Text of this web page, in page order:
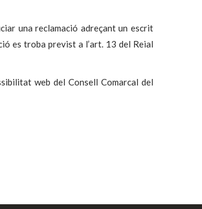
una reclamació adreçant un escrit
es troba previst a l’art. 13 del Reial
web del Consell Comarcal del